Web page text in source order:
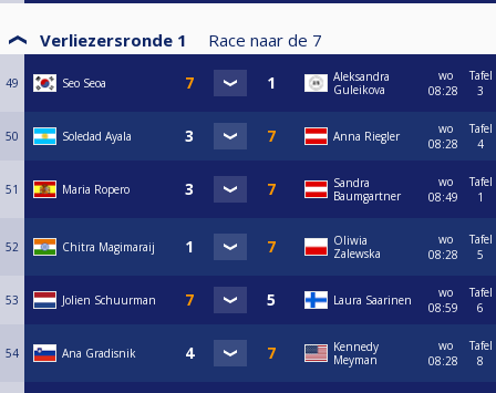
Verliezersronde 1 Race naar de 7
49 Seo Seoa
Aleksandra
Guleikova
wo
08:28
Tafel
3
50 Soledad Ayala Anna Riegler
wo
08:28
Tafel
4
51 Maria Ropero
Sandra
Baumgartner
wo
08:49
Tafel
1
52 Chitra Magimaraij
Oliwia
Zalewska
wo
08:28
Tafel
5
53 Jolien Schuurman Laura Saarinen
wo
08:59
Tafel
6
54 Ana Gradisnik
Kennedy
Meyman
wo
08:28
Tafel
8